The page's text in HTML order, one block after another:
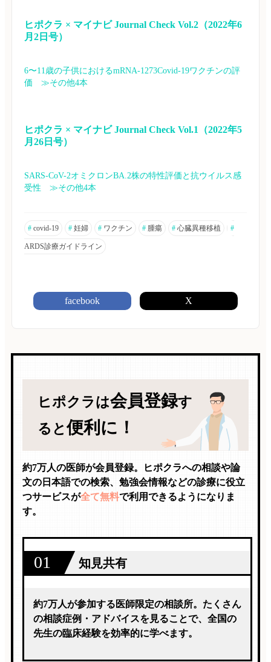
ヒポクラ × マイナビ Journal Check Vol.2（2022年6
月2日号）
6〜11歳の子供におけるmRNA-1273Covid-19ワクチンの評
価　≫その他4本
ヒポクラ × マイナビ Journal Check Vol.1（2022年5
月26日号）
SARS-CoV-2オミクロンBA.2株の特性評価と抗ウイルス感
受性　≫その他4本
# covid-19 # 妊婦 # ワクチン # 腫瘍 # 心臓異種移植 #
ARDS診療ガイドライン
facebook X
ヒポクラは会員登録す
ると便利に！
約7万人の医師が会員登録。ヒポクラへの相談や論
文の日本語での検索、勉強会情報などの診療に役立
つサービスが全て無料で利用できるようになりま
す。
01 知見共有
約7万人が参加する医師限定の相談所。たくさん
の相談症例・アドバイスを見ることで、全国の
先生の臨床経験を効率的に学べます。